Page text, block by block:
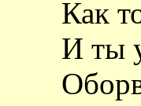
Как
И ты